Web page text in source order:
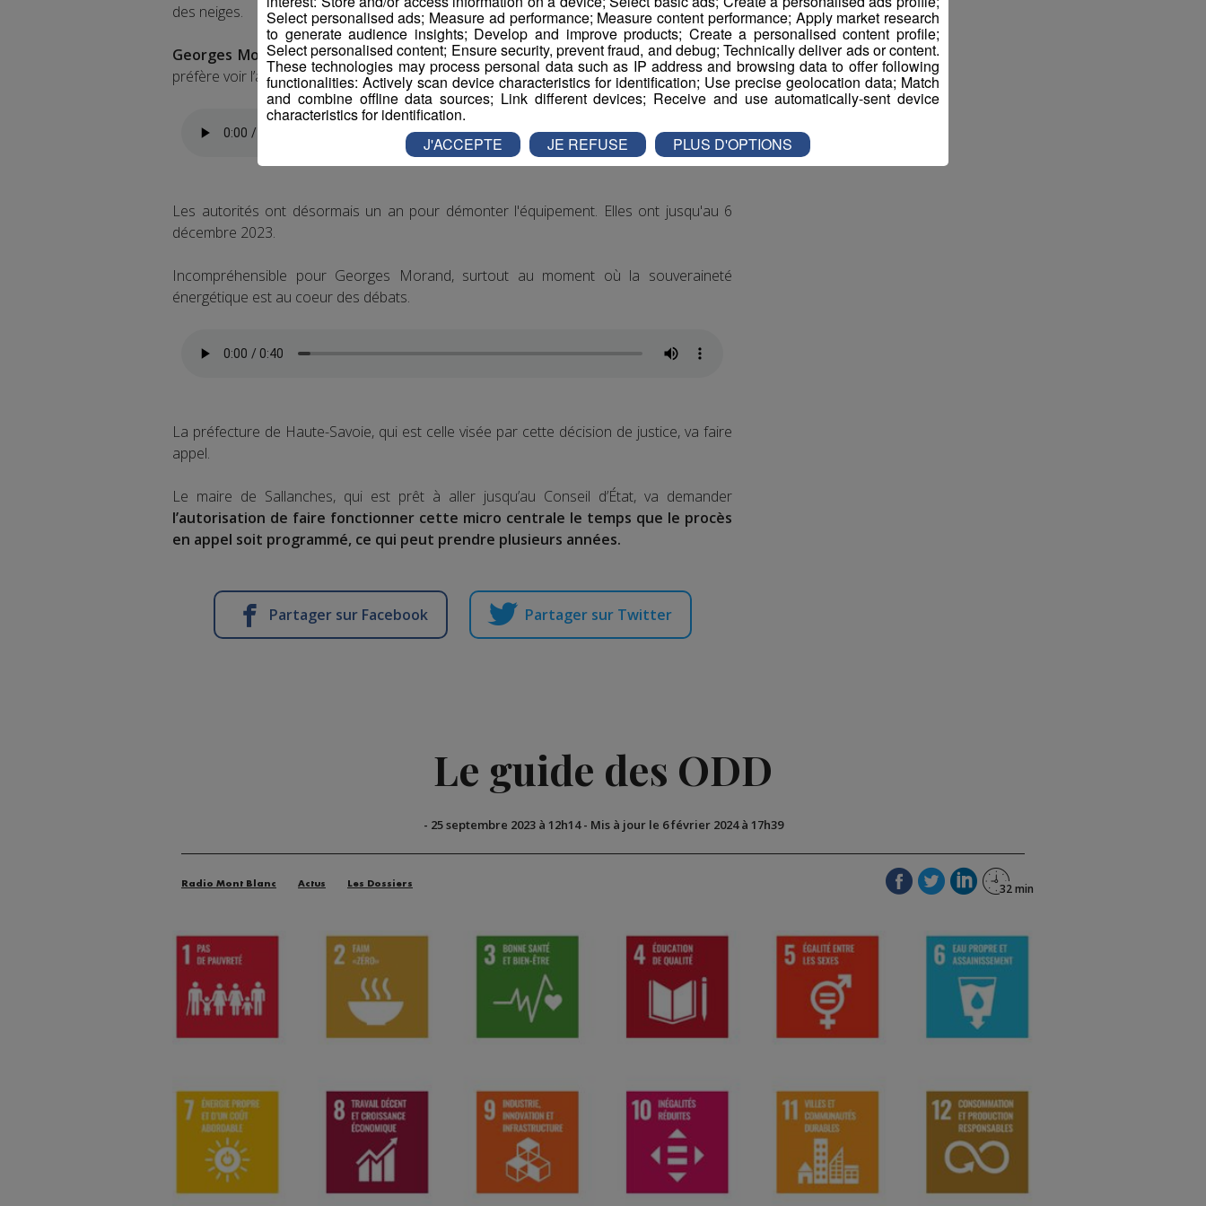
des neiges.
Georges Morand, le maire de Sallanches, est conscient de cette situation. Mais lui
préfère voir l’avantage à l’année.
Les autorités ont désormais un an pour démonter l'équipement. Elles ont jusqu'au 6
décembre 2023.
Incompréhensible pour Georges Morand, surtout au moment où la souveraineté
énergétique est au coeur des débats.
La préfecture de Haute-Savoie, qui est celle visée par cette décision de justice, va faire
appel.
Le maire de Sallanches, qui est prêt à aller jusqu’au Conseil d’État, va demander
l’autorisation de faire fonctionner cette micro centrale le temps que le procès
en appel soit programmé, ce qui peut prendre plusieurs années.
Partager sur Facebook Partager sur Twitter
Le guide des ODD
- 25 septembre 2023 à 12h14- Mis à jour le 6 février 2024 à 17h39
Radio Mont Blanc Actus Les Dossiers
Select personalised ads; Measure ad performance; Measure content performance; Apply market research
to generate audience insights; Develop and improve products; Create a personalised content profile;
Select personalised content; Ensure security, prevent fraud, and debug; Technically deliver ads or content.
These technologies may process personal data such as IP address and browsing data to offer following
functionalities: Actively scan device characteristics for identification; Use precise geolocation data; Match
and combine offline data sources; Link different devices; Receive and use automatically-sent device
characteristics for identification.
J'ACCEPTE JE REFUSE PLUS D'OPTIONS